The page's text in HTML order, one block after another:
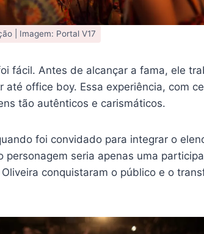
| Imagem: Portal V17
fácil. Antes de alcançar a fama, ele
até office boy. Essa experiência, com
tão autênticos e carismáticos.
foi convidado para integrar o
personagem seria apenas uma
conquistaram o público e o